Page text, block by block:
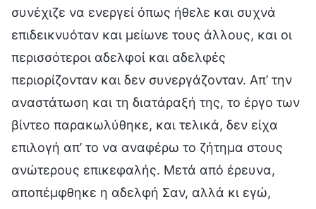
συνέχιζε να ενεργεί όπως ήθελε και συχνά
επιδεικνυόταν και μείωνε τους άλλους, και οι
περισσότεροι αδελφοί και αδελφές
περιορίζονταν και δεν συνεργάζονταν. Απ’ την
αναστάτωση και τη διατάραξή της, το έργο των
βίντεο παρακωλύθηκε, και τελικά, δεν είχα
επιλογή απ’ το να αναφέρω το ζήτημα στους
ανώτερους επικεφαλής. Μετά από έρευνα,
αποπέμφθηκε η αδελφή Σαν, αλλά κι εγώ,